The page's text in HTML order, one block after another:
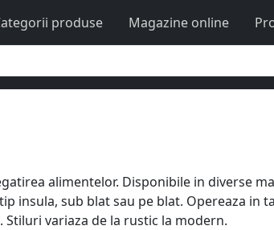
produse Magazine online
alimentelor. Disponibile in diverse
insula, sub blat sau pe blat. Opereaza in
variaza de la rustic la modern.